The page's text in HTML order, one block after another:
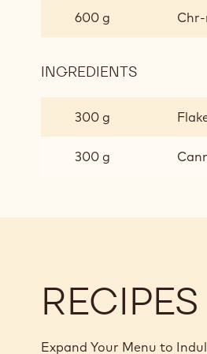
CLUSTER
600 g Chr-
INGREDIENTS
CLUSTER
300 g
300 g
RECIPES
Expand Your Menu to